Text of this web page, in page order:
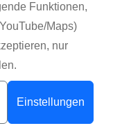
Funktionen,
Maps)
nur
Einstellungen
Umsätze von
Wachstumsrate
istAtorvastatin
US-Dollar
auf dem